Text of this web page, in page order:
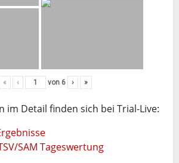
« ‹ von 6 › »
im Detail finden sich bei Trial-Live:
SAM Tageswertung